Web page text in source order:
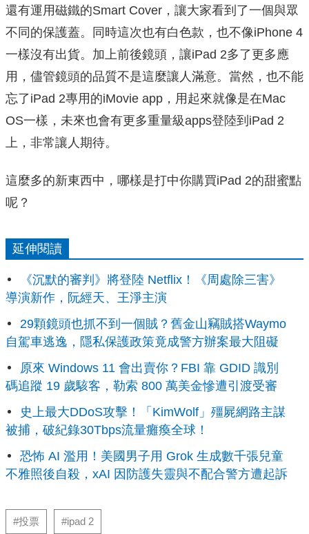
還有運用磁鐵的Smart Cover，讓大家看到了一個與眾
不同的保護蓋。同時這次也有白色款，也不像iPhone 4
一樣沒有出貨。加上前後鏡頭，讓iPad 2多了更多應
用，儘管鏡頭的品質不是這麼讓人滿意。當然，也不能
忘了iPad 2專用的iMovie app，用起來就像是在Mac
OS一樣，未來也會有更多重量級apps登陸到iPad 2
上，非常讓人期待。
這麼多的新東西中，哪樣是打中你購買iPad 2的甜蜜點
呢？
延伸閱讀
《沉默的審判》將登陸 Netflix！《周處除三害》
導演新作，阮經天、王淨主演
29顆鏡頭也抓不到一個賊？舊金山竊賊搭Waymo
自駕車逃逸，隱私保護政策竟成警方辦案最大阻礙
原來 Windows 11 會出賣你？FBI 靠 GDID 識別
碼追蹤 19 歲駭客，勒索 800 萬美金慘遭引渡受審
史上最大DDoS攻擊！「KimWolf」殭屍網路主謀
被捕，破紀錄30Tbps流量癱瘓全球！
恐怖 AI 濫用！美國男子用 Grok 生成數千張兒童
不雅照後自殺，xAI 因防護失靈與不配合警方遭起訴
#投票 #ipad 2